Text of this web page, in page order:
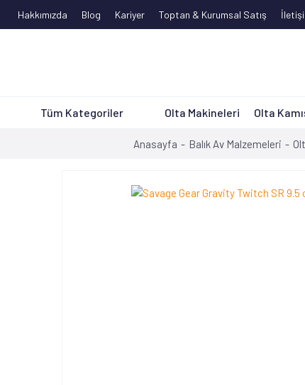
Hakkımızda Blog Kariyer Toptan & Kurumsal Satış
Tüm Kategoriler Olta Makineleri Olta
Anasayfa Balık Av Malzemeleri